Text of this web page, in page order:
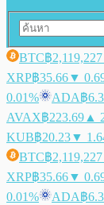
BTC฿2,119,227
XRP฿35.66▼
0.01%
ADA฿
AVAX฿223.69 ▲
KUB฿20.23▼
BTC฿2,119,227
XRP฿35.66▼
0.01%
ADA฿